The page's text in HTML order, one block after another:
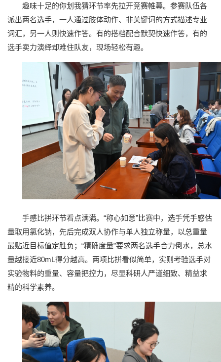
趣味十足的你划我猜环节率先拉开竞赛帷幕。参赛队伍各
派出两名选手，一人通过肢体动作、非关键词的方式描述专业
词汇，另一人则快速作答。有的搭档配合默契快速作答，有的
选手卖力演绎却难住队友，现场轻松有趣。
手感比拼环节看点满满。“称心如意”比赛中，选手凭手感估
量取用氯化钠，先后完成双人协作与单人独立称量，以总重量
最贴近目标值定胜负；“精确度量”要求两名选手合力倒水，总水
量越接近80mL得分越高。两项比拼看似简单，实则考验选手对
实验物料的重量、容量把控力，尽显科研人严谨细致、精益求
精的科学素养。